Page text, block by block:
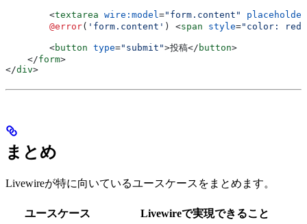
        <
textarea wire:model="form.content"
placeholder
        @error
( 'form.content' ) <span style="color:
        <
button type="submit">投稿</ button>
    </
form>
</div>
まとめ
Livewireが特に向いているユースケースをまとめます。
ユースケース Livewireで実現できること